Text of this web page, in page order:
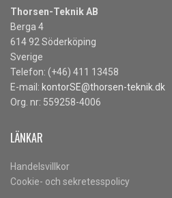
Thorsen-Teknik AB
Berga 4
614 92 Söderköping
Sverige
Telefon: (+46) 411 13458
E-mail: kontorSE@thorsen-teknik.dk
Org. nr: 559258-4006
LÄNKAR
Handelsvillkor
Cookie- och sekretesspolicy